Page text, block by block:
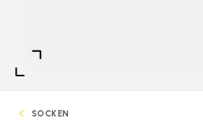
SOCKEN